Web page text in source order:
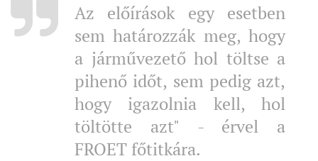
Az előírások egy esetben
sem határozzák meg, hogy
a járművezető hol töltse a
pihenő időt, sem pedig azt,
hogy igazolnia kell, hol
töltötte azt" - érvel a
FROET főtitkára.